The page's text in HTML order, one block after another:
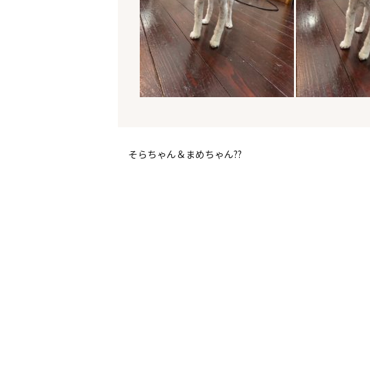
そらちゃん＆まめちゃん??